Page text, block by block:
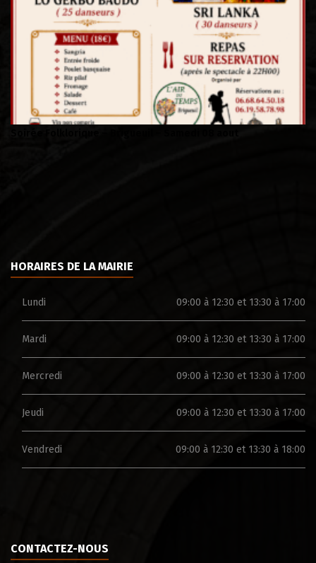
HORAIRES DE LA MAIRIE
Lundi 09:00 à 12:30 et 13:30 à 17:00
Mardi 09:00 à 12:30 et 13:30 à 17:00
Mercredi 09:00 à 12:30 et 13:30 à 17:00
Jeudi 09:00 à 12:30 et 13:30 à 17:00
Vendredi 09:00 à 12:30 et 13:30 à 18:00
CONTACTEZ-NOUS